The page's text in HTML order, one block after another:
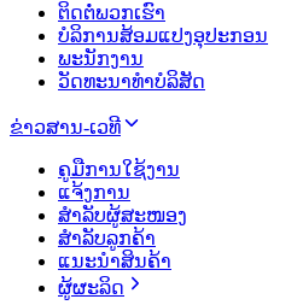
ຕິດຕໍ່ພວກເຮົາ
ບໍລິການສ້ອມແປງອຸປະກອນ
ພະນັກງານ
ວັດທະນາທຳບໍລິສັດ
ຂ່າວສານ-ເວທີ
ຄູມືການໃຊ້ງານ
ແຈ້ງການ
ສຳລັບຜູ້ສະໜອງ
ສຳລັບລູກຄ້າ
ແນະນຳສິນຄ້າ
ຜູ້ຜະລິດ